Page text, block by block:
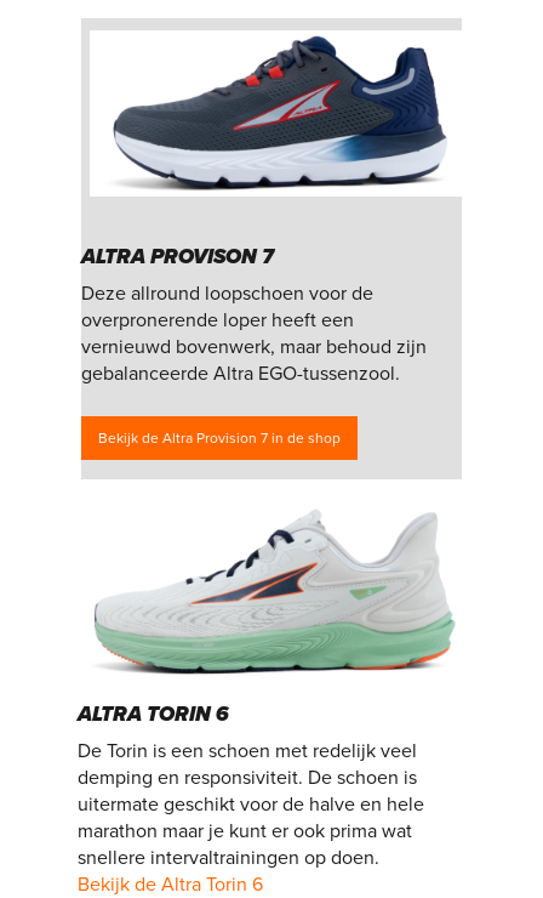
ALTRA PROVISON 7
Deze allround loopschoen voor de
overpronerende loper heeft een
vernieuwd bovenwerk, maar behoud zijn
gebalanceerde Altra EGO-tussenzool.
Bekijk de Altra Provision 7 in de shop
ALTRA TORIN 6
De Torin is een schoen met redelijk veel
demping en responsiviteit. De schoen is
uitermate geschikt voor de halve en hele
marathon maar je kunt er ook prima wat
snellere intervaltrainingen op doen.
Bekijk de Altra Torin 6